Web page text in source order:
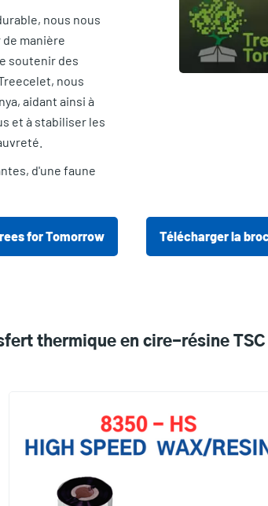
nous nous
manière
soutenir des
nous
aidant ainsi à
et à stabiliser les
d'une faune
for Tomorrow Télécharger la
thermique en cire-résine